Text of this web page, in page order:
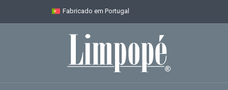
Fabricado em Portugal